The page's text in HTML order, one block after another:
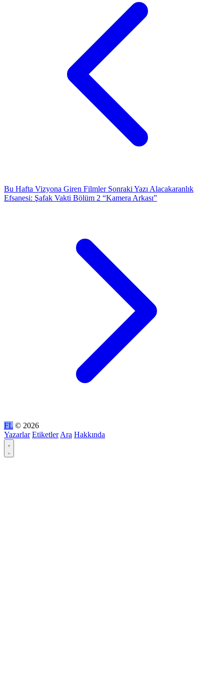
Bu Hafta Vizyona Giren Filmler Sonraki Yazı Alacakaranlık
Efsanesi: Şafak Vakti Bölüm 2 “Kamera Arkası”
FL © 2026
Yazarlar Etiketler Ara Hakkında